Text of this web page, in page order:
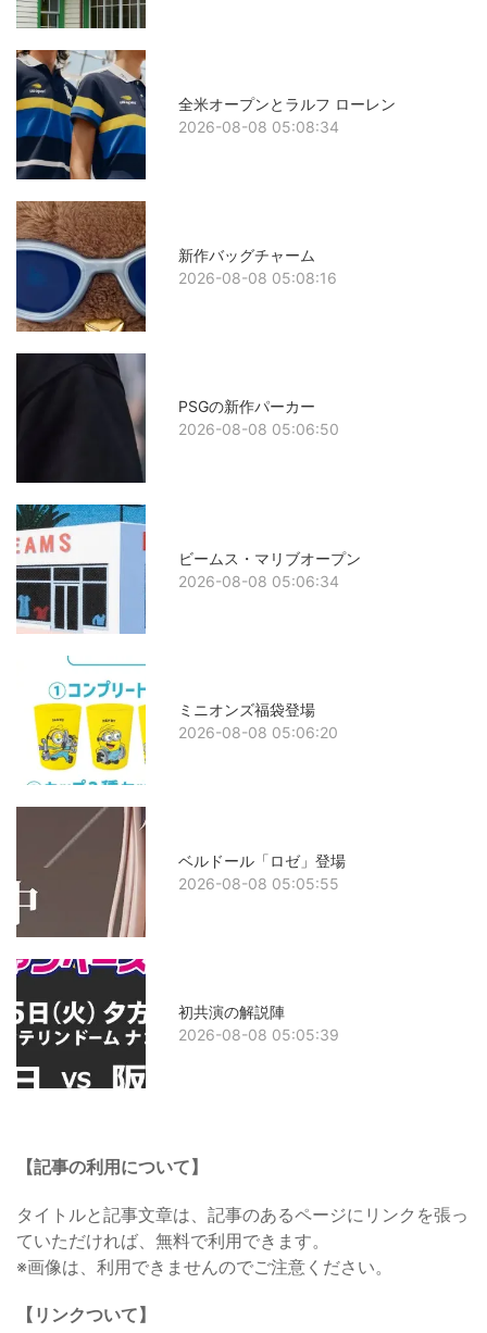
全米オープンとラルフ ローレン
2026-08-08 05:08:34
新作バッグチャーム
2026-08-08 05:08:16
PSGの新作パーカー
2026-08-08 05:06:50
ビームス・マリブオープン
2026-08-08 05:06:34
ミニオンズ福袋登場
2026-08-08 05:06:20
ベルドール「ロゼ」登場
2026-08-08 05:05:55
初共演の解説陣
2026-08-08 05:05:39
【記事の利用について】
タイトルと記事文章は、記事のあるページにリンクを張っ
ていただければ、無料で利用できます。
※画像は、利用できませんのでご注意ください。
【リンクついて】